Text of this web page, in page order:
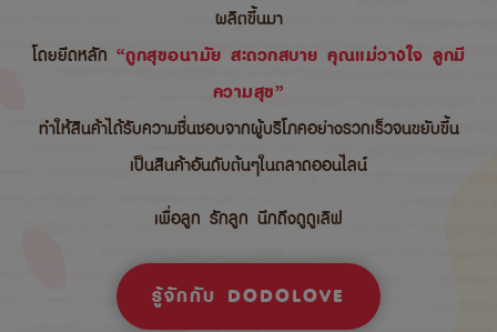
ผลิตขึ้นมา
โดยยึดหลัก “ถูกสุขอนามัย สะดวกสบาย คุณแม่วางใจ ลูกมี
ความสุข”
ทำให้สินค้าได้รับความชื่นชอบจากผู้บริโภคอย่างรวกเร็วจนขยับขึ้น
เป็นสินค้าอันดับต้นๆในตลาดออนไลน์
เพื่อลูก รักลูก นึกถึงดูดูเลิฟ
รู้จักกับ DODOLOVE